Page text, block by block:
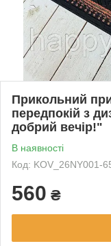
Прикольний
передпокій з
добрий вечір!"
В наявності
Код: KOV_26NY001-
560 ₴